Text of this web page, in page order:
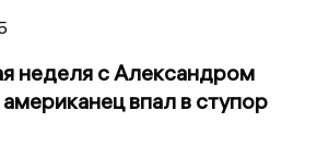
неделя с Александром
впал в ступор